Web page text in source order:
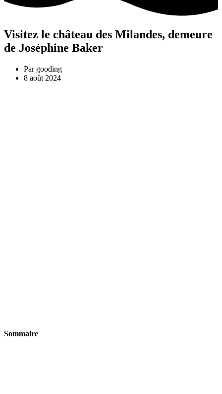
Visitez le château des Milandes, demeure
de Joséphine Baker
Pargooding
8 août 2024
Sommaire